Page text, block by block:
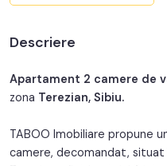
An constructie:
An renovare:
Orientare:
Descriere
Apartament 2 camere de
zona Terezian, Sibiu.
TABOO Imobiliare propune
camere, decomandat, situat